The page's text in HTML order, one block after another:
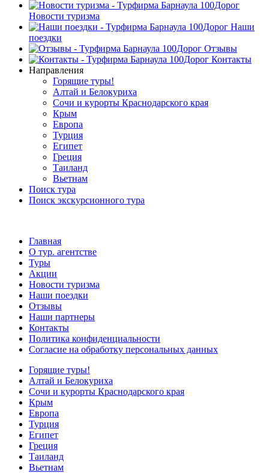
Новости туризма
Наши
поездки
Отзывы
Контакты
Направления
Горящие туры!
Алтай и Белокуриха
Сочи и курорты Краснодарского края
Крым
Европа
Турция
Египет
Греция
Таиланд
Вьетнам
Поиск тура
Поиск экскурсионного тура
Главная
О тур. агентстве
Туры
Акции
Новости туризма
Наши поездки
Отзывы
Наши партнеры
Контакты
Политика конфиденциальности
Согласие на обработку персональных данных
Горящие туры!
Алтай и Белокуриха
Сочи и курорты Краснодарского края
Крым
Европа
Турция
Египет
Греция
Таиланд
Вьетнам